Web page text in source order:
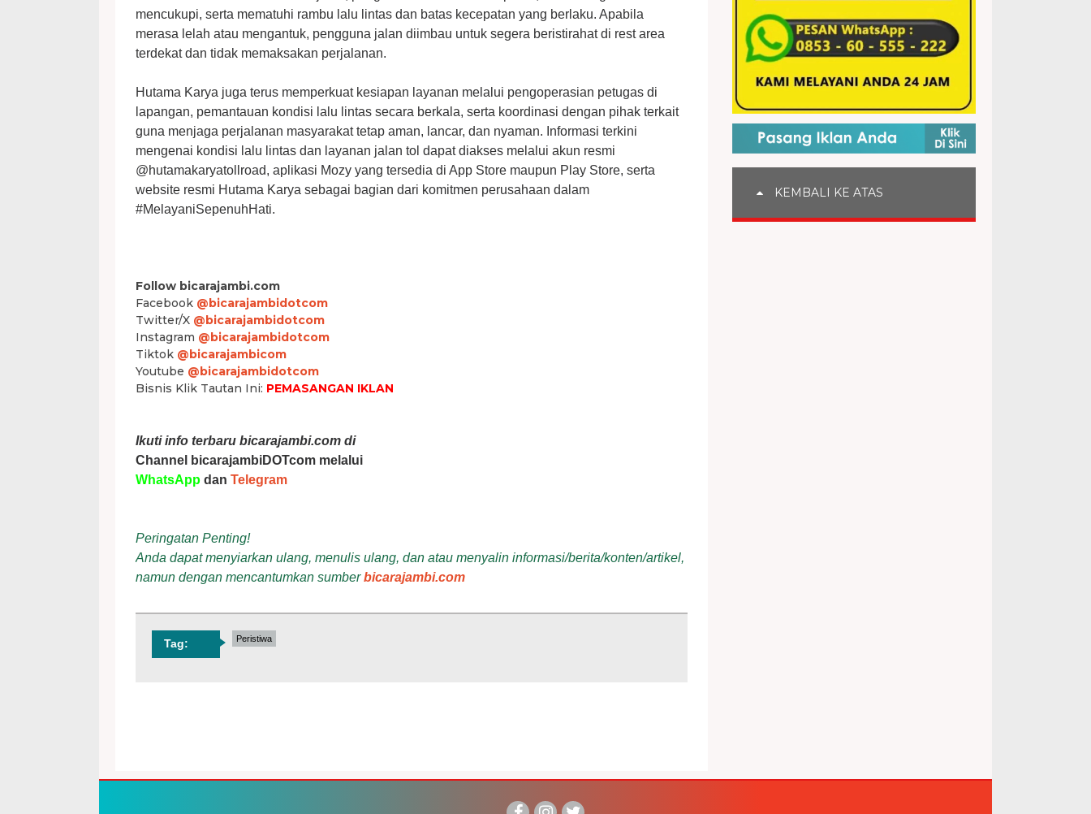
mencukupi, serta mematuhi rambu lalu lintas dan batas kecepatan yang berlaku. Apabila
merasa lelah atau mengantuk, pengguna jalan diimbau untuk segera beristirahat di rest area
terdekat dan tidak memaksakan perjalanan.
Hutama Karya juga terus memperkuat kesiapan layanan melalui pengoperasian petugas di
lapangan, pemantauan kondisi lalu lintas secara berkala, serta koordinasi dengan pihak terkait
guna menjaga perjalanan masyarakat tetap aman, lancar, dan nyaman. Informasi terkini
mengenai kondisi lalu lintas dan layanan jalan tol dapat diakses melalui akun resmi
@hutamakaryatollroad, aplikasi Mozy yang tersedia di App Store maupun Play Store, serta
website resmi Hutama Karya sebagai bagian dari komitmen perusahaan dalam
#MelayaniSepenuhHati.
Follow bicarajambi.com
Facebook @bicarajambidotcom
Twitter/X @bicarajambidotcom
Instagram @bicarajambidotcom
Tiktok @bicarajambicom
Youtube @bicarajambidotcom
Bisnis Klik Tautan Ini: PEMASANGAN IKLAN
Ikuti info terbaru bicarajambi.com di
Channel bicarajambiDOTcom melalui
WhatsApp dan Telegram
Peringatan Penting!
Anda dapat menyiarkan ulang, menulis ulang, dan atau menyalin informasi/berita/konten/artikel,
namun dengan mencantumkan sumberbicarajambi.com
Tag: Peristiwa
KEMBALI KE ATAS